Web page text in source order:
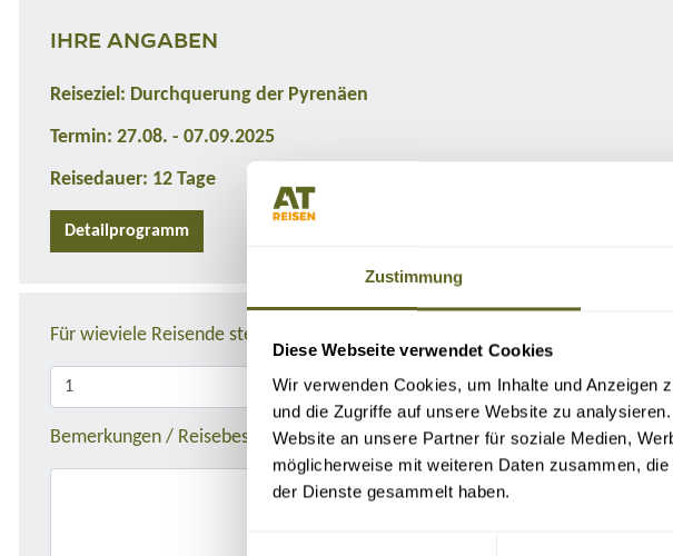
Zustimmung
Diese Webseite verwendet Cookies
Wir verwenden Cookies, um Inhalte und Anzeigen
und die Zugriffe auf unsere Website zu
Website an unsere Partner für soziale Medien,
möglicherweise mit weiteren Daten zusammen,
der Dienste gesammelt haben.
IHRE ANGABEN
Reiseziel: Durchquerung der Pyrenäen
Termin: 27.08. - 07.09.2025
Reisedauer: 12 Tage
Detailprogramm
Für wieviele Reisende stellen Sie die Anfrage?
Bemerkungen / Reisebeschreibung